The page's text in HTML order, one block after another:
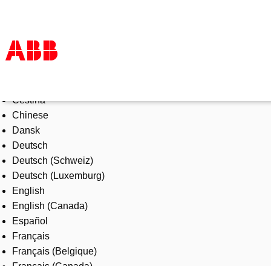
Products & Solutions
Industries
Services
About us
Where to buy
Contact us
Careers
Čeština
Chinese
Dansk
Deutsch
Deutsch (Schweiz)
Deutsch (Luxemburg)
English
English (Canada)
Español
Français
Français (Belgique)